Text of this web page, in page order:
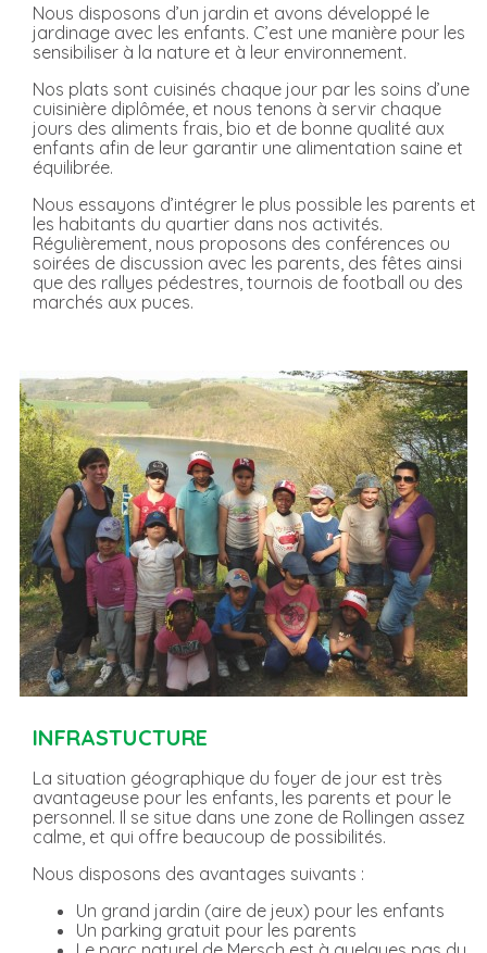
Nous disposons d’un jardin et avons développé le
jardinage avec les enfants. C’est une manière pour les
sensibiliser à la nature et à leur environnement.
Nos plats sont cuisinés chaque jour par les soins d’une
cuisinière diplômée, et nous tenons à servir chaque
jours des aliments frais, bio et de bonne qualité aux
enfants afin de leur garantir une alimentation saine et
équilibrée.
Nous essayons d’intégrer le plus possible les parents et
les habitants du quartier dans nos activités.
Régulièrement, nous proposons des conférences ou
soirées de discussion avec les parents, des fêtes ainsi
que des rallyes pédestres, tournois de football ou des
marchés aux puces.
INFRASTUCTURE
La situation géographique du foyer de jour est très
avantageuse pour les enfants, les parents et pour le
personnel. Il se situe dans une zone de Rollingen assez
calme, et qui offre beaucoup de possibilités.
Nous disposons des avantages suivants :
Un grand jardin (aire de jeux) pour les enfants
Un parking gratuit pour les parents